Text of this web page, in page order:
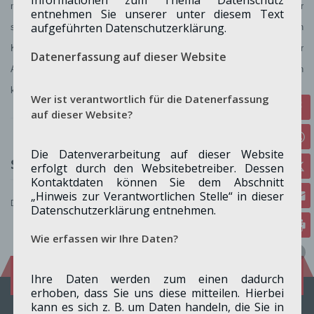
niederschwelliger und dadurch unverzichtbarer Anlaufpunkt. Daher
schlägt dieSPDMerzenich eine gerechte Beteiligung aller beteiligten
Kommunen aufgrund der jeweiligen Fallzahlen vor. Ein entsprechender
Antrag hierzu wurde an den Rat der Gemeinde Merzenich gestellt. Den
kompletten Antrag finden Sie
Schreibe einen Kommentar
Du musst angemeldet sein, um einen Kommentar abzugeben.
Folge uns auf: Facebook Instagram
entnehmen Sie unserer unter diesem Text
aufgeführten Datenschutzerklärung.
Datenerfassung auf dieser Website
Wer ist verantwortlich für die Datenerfassung
auf dieser Website?
Die Datenverarbeitung auf dieser Website
erfolgt durch den Websitebetreiber. Dessen
Kontaktdaten können Sie dem Abschnitt
„Hinweis zur Verantwortlichen Stelle“ in dieser
Datenschutzerklärung entnehmen.
Wie erfassen wir Ihre Daten?
Ihre Daten werden zum einen dadurch
erhoben, dass Sie uns diese mitteilen. Hierbei
kann es sich z. B. um Daten handeln, die Sie in